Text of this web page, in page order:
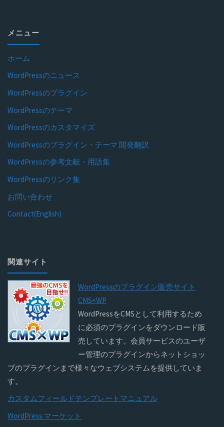
メニュー
ホーム
WordPressのニュース
WordPressのプラグイン
WordPressのテーマ
WordPressのカスタマイズ
WordPressのプラグイン・テーマ 開発翻訳
WordPressの参考文献・用語集
WordPressのリンク集
お問い合わせ
Contact(English)
関連サイト
WordPressのプラグイン販売サイト
CMS×WP
WordPressをCMSとして利用するため
に必須のプラグインをダウンロード販
売しています。会員サービスのユーザ
ー管理のプラグインからネットショッ
プのプラグインまで様々なウェブシステムを提供していま
す。
カスタムフィールドテンプレートマニュアル
WordPress マーケット